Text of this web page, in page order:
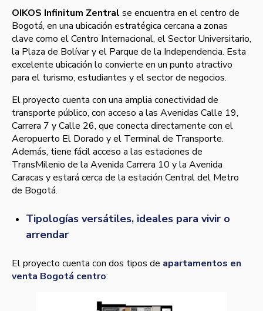
OIKOS Infinitum Zentral se encuentra en el centro de
Bogotá, en una ubicación estratégica cercana a zonas
clave como el Centro Internacional, el Sector Universitario,
la Plaza de Bolívar y el Parque de la Independencia. Esta
excelente ubicación lo convierte en un punto atractivo
para el turismo, estudiantes y el sector de negocios.
El proyecto cuenta con una amplia conectividad de
transporte público, con acceso a las Avenidas Calle 19,
Carrera 7 y Calle 26, que conecta directamente con el
Aeropuerto El Dorado y el Terminal de Transporte.
Además, tiene fácil acceso a las estaciones de
TransMilenio de la Avenida Carrera 10 y la Avenida
Caracas y estará cerca de la estación Central del Metro
de Bogotá.
Tipologías versátiles, ideales para vivir o
arrendar
El proyecto cuenta con dos tipos de apartamentos en
venta Bogotá centro: